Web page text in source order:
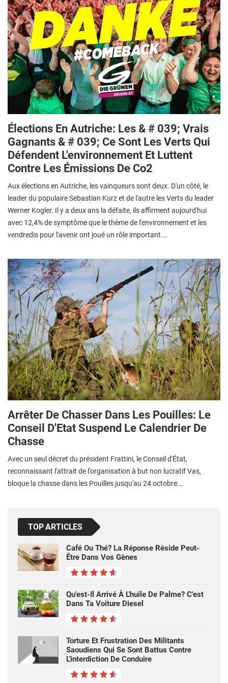
Élections En Autriche: Les & # 039; Vrais
Gagnants & # 039; Ce Sont Les Verts Qui
Défendent L'environnement Et Luttent
Contre Les Émissions De Co2
Aux élections en Autriche, les vainqueurs sont deux. D'un côté, le
leader du populaire Sebastian Kurz et de l'autre les Verts du leader
Werner Kogler. Il y a deux ans la défaite, ils affirment aujourd'hui
avec 12,4% de symptôme que le thème de l'environnement et les
vendredis pour l'avenir ont joué un rôle important.…
Arrêter De Chasser Dans Les Pouilles: Le
Conseil D'Etat Suspend Le Calendrier De
Chasse
Avec un seul décret du président Frattini, le Conseil d'État,
reconnaissant l'attrait de l'organisation à but non lucratif Vas,
bloque la chasse dans les Pouilles jusqu'au 24 octobre.…
TOP ARTICLES
Café Ou Thé? La Réponse Réside Peut-
Être Dans Vos Gènes
Qu'est-Il Arrivé À L'huile De Palme? C'est
Dans Ta Voiture Diesel
Torture Et Frustration Des Militants
Saoudiens Qui Se Sont Battus Contre
L'interdiction De Conduire